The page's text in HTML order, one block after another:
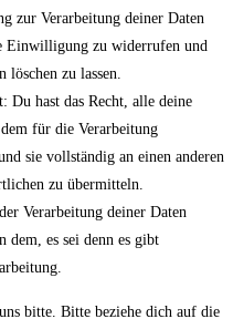
zur Verarbeitung deiner Daten
Einwilligung zu widerrufen und
löschen zu lassen.
Du hast das Recht, alle deine
für die Verarbeitung
sie vollständig an einen anderen
zu übermitteln.
Verarbeitung deiner Daten
dem, es sei denn es gibt
bitte. Bitte beziehe dich auf die